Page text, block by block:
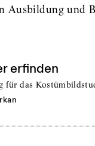
Ausbildung und
erfinden
für das